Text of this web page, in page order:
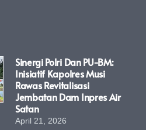
Sinergi Polri Dan PU-BM:
Inisiatif Kapolres Musi
Rawas Revitalisasi
Jembatan Dam Inpres Air
Satan
April 21, 2026